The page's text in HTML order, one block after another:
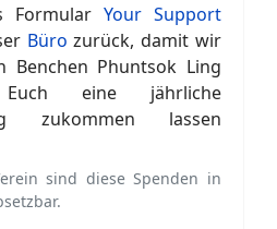
Formular Your Support
Büro zurück, damit wir
Benchen Phuntsok Ling
eine jährliche
zukommen lassen
sind diese Spenden in